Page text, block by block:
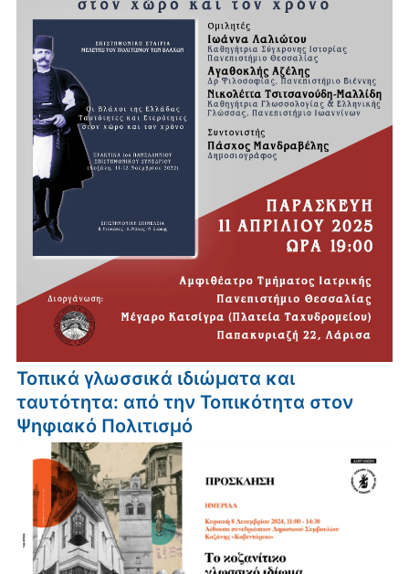
Τοπικά γλωσσικά ιδιώματα και
ταυτότητα: από την Τοπικότητα στον
Ψηφιακό Πολιτισμό